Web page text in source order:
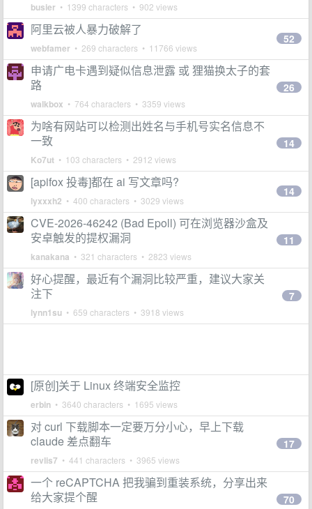
busier • 1399 characters • 902 views
阿里云被人暴力破解了
webfamer • 269 characters • 11766 views
52
申请广电卡遇到疑似信息泄露 或 狸猫换太子的套
路
walkbox • 764 characters • 3359 views
26
为啥有网站可以检测出姓名与手机号实名信息不
一致
Ko7ut • 103 characters • 2912 views
14
[apifox 投毒]都在 ai 写文章吗?
lyxxxh2 • 400 characters • 3029 views
14
CVE-2026-46242 (Bad Epoll) 可在浏览器沙盒及
安卓触发的提权漏洞
kanakana • 321 characters • 2823 views
11
好心提醒，最近有个漏洞比较严重，建议大家关
注下
lynn1su • 659 characters • 3918 views
7
[原创]关于 Linux 终端安全监控
erbin • 3640 characters • 1695 views
对 curl 下载脚本一定要万分小心，早上下载
claude 差点翻车
revlis7 • 441 characters • 3965 views
17
一个 reCAPTCHA 把我骗到重装系统，分享出来
给大家提个醒
70